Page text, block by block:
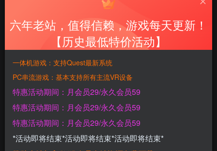
Meta Quest 游戏《海盗》Narrows
此内容为付费资源，请付费后查看
900积分
黄金SVIP月会员免费
游戏截图【VR玩吧-VRwanba.com】
六年老站，值得信赖，游戏每天更新！
【历史最低特价活动】
一体机游戏：支持Quest最新系统
PC串流游戏：基本支持所有主流VR设备
特惠活动期间：月会员29/永久会员59
特惠活动期间：月会员29/永久会员59
特惠活动期间：月会员29/永久会员59
*活动即将结束*活动即将结束*活动即将结束*